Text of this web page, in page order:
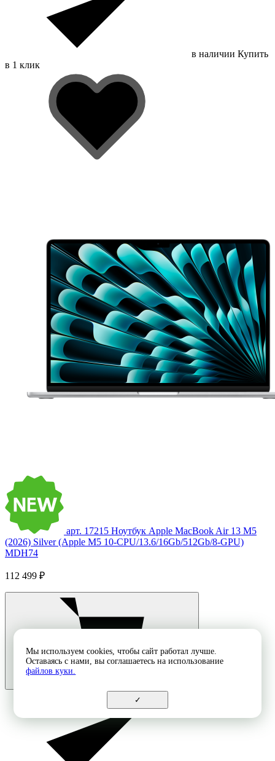
в наличии Купить
в 1 клик
арт. 17215 Ноутбук Apple MacBook Air 13 M5
(2026) Silver (Apple M5 10-CPU/13.6/16Gb/512Gb/8-GPU)
MDH74
112 499 ₽
Мы используем cookies, чтобы сайт работал лучше.
Оставаясь с нами, вы соглашаетесь на использование
файлов куки.
✓